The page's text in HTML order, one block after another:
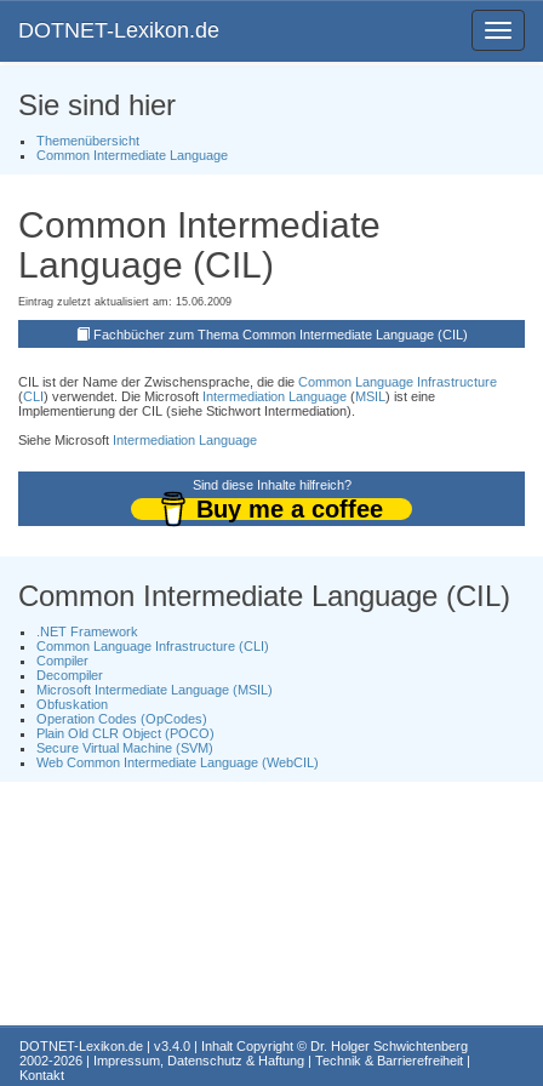
Toggle
DOTNET-Lexikon.de
Sie sind hier
Themenübersicht
Common Intermediate Language
Common Intermediate
Language (CIL)
Eintrag zuletzt aktualisiert am: 15.06.2009
Fachbücher zum Thema Common Intermediate Language (CIL)
CIL ist der Name der Zwischensprache, die die Common Language Infrastructure
(CLI) verwendet. Die Microsoft Intermediation Language (MSIL ) ist eine
Implementierung der CIL (siehe Stichwort Intermediation).
Siehe Microsoft Intermediation Language
Sind diese Inhalte hilfreich?
Buy me a coffee
Common Intermediate Language (CIL)
.NET Framework
Common Language Infrastructure (CLI)
Compiler
Decompiler
Microsoft Intermediate Language (MSIL)
Obfuskation
Operation Codes (OpCodes)
Plain Old CLR Object (POCO)
Secure Virtual Machine (SVM)
Web Common Intermediate Language (WebCIL)
DOTNET-Lexikon.de | v3.4.0 | Inhalt Copyright © Dr. Holger Schwichtenberg
2002-2026 | Impressum, Datenschutz & Haftung | Technik & Barrierefreiheit |
Kontakt